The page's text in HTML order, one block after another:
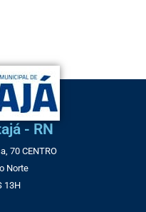
- RN
70 CENTRO
Norte
13H